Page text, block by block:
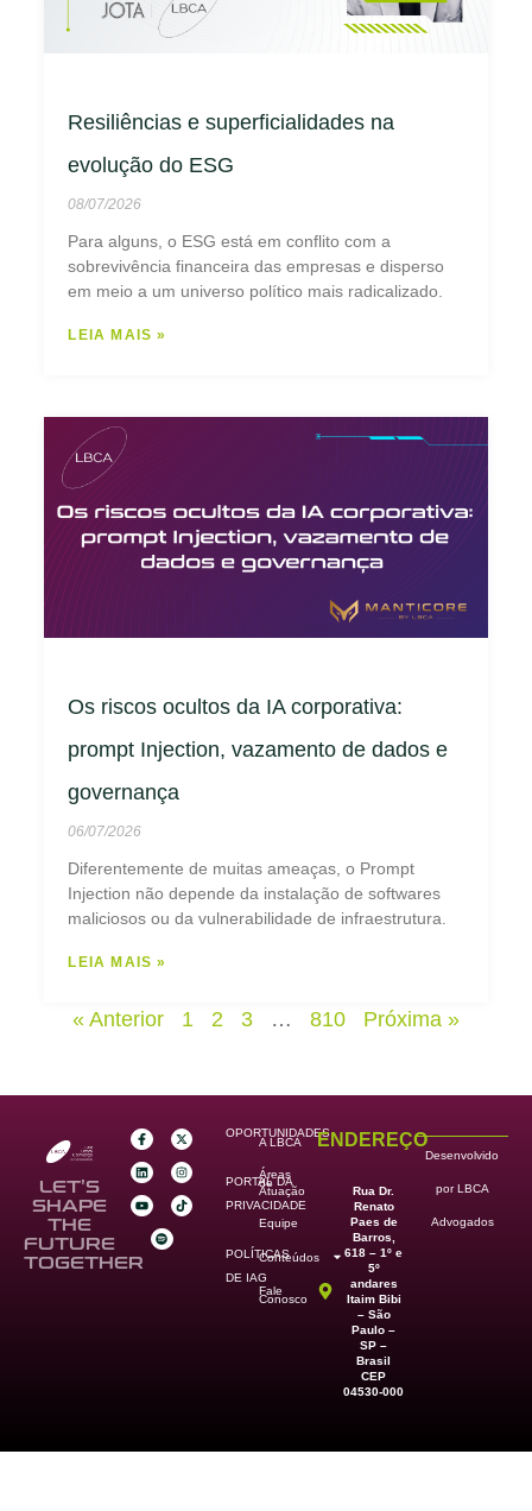
Resiliências e superficialidades na
evolução do ESG
08/07/2026
Para alguns, o ESG está em conflito com a
sobrevivência financeira das empresas e disperso
em meio a um universo político mais radicalizado.
LEIA MAIS »
Os riscos ocultos da IA corporativa:
prompt Injection, vazamento de dados e
governança
06/07/2026
Diferentemente de muitas ameaças, o Prompt
Injection não depende da instalação de softwares
maliciosos ou da vulnerabilidade de infraestrutura.
LEIA MAIS »
« Anterior 1 2 3 … 810 Próxima »
LET’S
SHAPE
THE
FUTURE
TOGETHER
OPORTUNIDADES
PORTAL DA
PRIVACIDADE
POLÍTICAS
DE IAG
A LBCA
Áreas
de
Atuação
Equipe
Conteúdos
Fale
Conosco
ENDEREÇO
Rua Dr.
Renato
Paes de
Barros,
618 – 1º e
5º
andares
Itaim Bibi
– São
Paulo –
SP –
Brasil
CEP
04530-000
Desenvolvido
por LBCA
Advogados